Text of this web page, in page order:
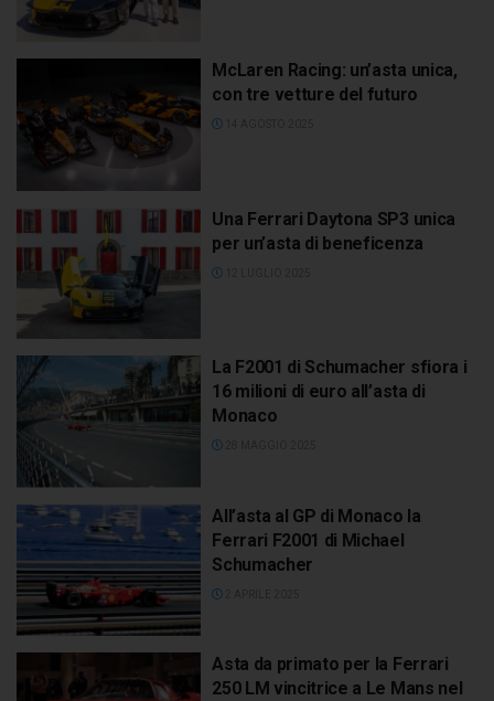
McLaren Racing: un’asta unica,
con tre vetture del futuro
Una Ferrari Daytona SP3 unica
per un’asta di beneficenza
La F2001 di Schumacher sfiora i
16 milioni di euro all’asta di
Monaco
All’asta al GP di Monaco la
Ferrari F2001 di Michael
Schumacher
Asta da primato per la Ferrari
250 LM vincitrice a Le Mans nel